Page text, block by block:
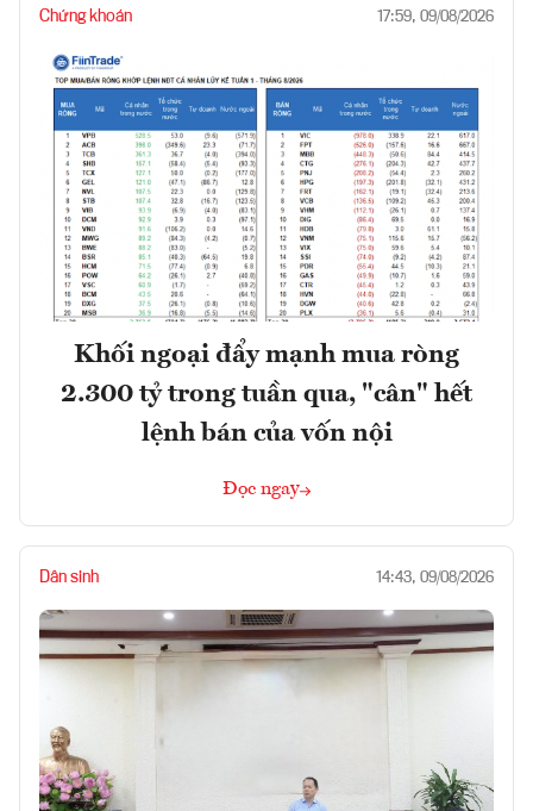
Chứng khoán 17:59, 09/08/2026
Khối ngoại đẩy mạnh mua ròng
2.300 tỷ trong tuần qua, "cân" hết
lệnh bán của vốn nội
Đọc ngay
Dân sinh 14:43, 09/08/2026